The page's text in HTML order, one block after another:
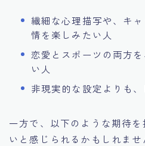
繊細な心理描写や、キ
情を楽しみたい人
恋愛とスポーツの両方
い人
非現実的な設定よりも
一方で、以下のような期待
いと感じられるかもしれませ